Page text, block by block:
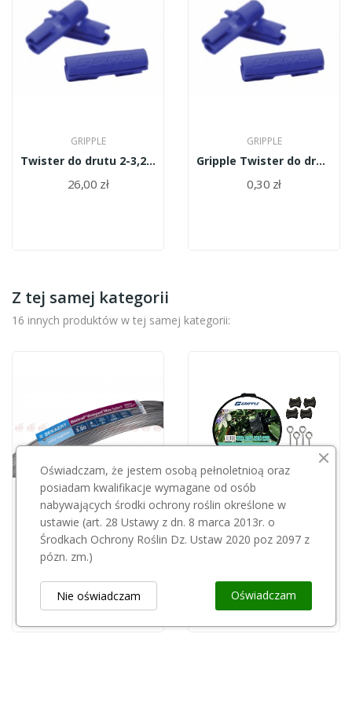
GRIPPLE
Twister do drutu 2-3,25mm (100szt. w opakowaniu)
26,00 zł
GRIPPLE
Gripple Twister do drutu niebieski 1,0mm-3,0mm
0,30 zł
Z tej samej kategorii
16 innych produktów w tej samej kategorii:
Przepraszamy, ten produkt
jest niedostępny.
295,00 zł
GRIPPLE
Oświadczam, że jestem osobą pełnoletnioą oraz
posiadam kwalifikacje wymagane od osób
nabywających środki ochrony roślin określone w
ustawie (art. 28 Ustawy z dn. 8 marca 2013r. o
Środkach Ochrony Roślin Dz. Ustaw 2020 poz 2097 z
pózn. zm.)
Oświadczam
Nie oświadczam